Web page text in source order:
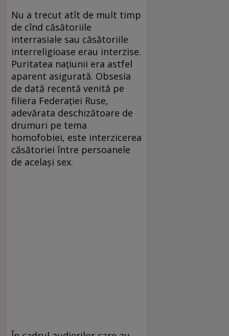
Nu a trecut atît de mult timp
de cînd căsătoriile
interrasiale sau căsătoriile
interreligioase erau interzise.
Puritatea națiunii era astfel
aparent asigurată. Obsesia
de dată recentă venită pe
filiera Federației Ruse,
adevărata deschizătoare de
drumuri pe tema
homofobiei, este interzicerea
căsătoriei între persoanele
de același sex.